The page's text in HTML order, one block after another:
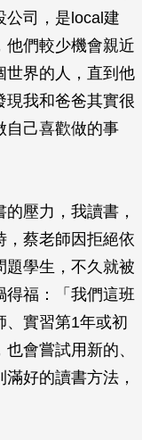
公司，是local建
他們較少機會親近
世界的人，直到他
現我和爸爸其實很
自己喜歡做的事
的壓力，我讀書，
，蔡老師因拒絕依
題學生，不久就被
得福：「我們這班
、實習第1年或初
會嘗試用新的、
好的讀書方法，